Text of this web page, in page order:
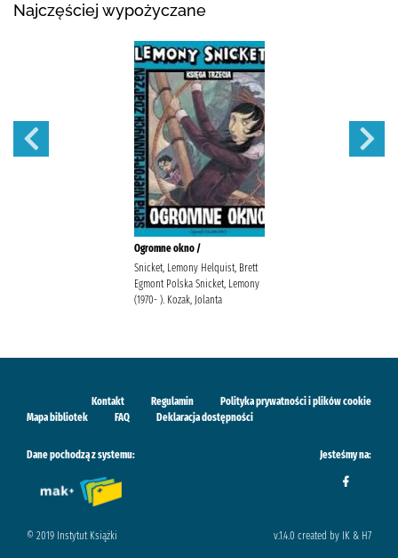
Najczęściej wypożyczane
Ogromne okno /
Snicket, Lemony Helquist, Brett
Egmont Polska Snicket, Lemony
(1970- ). Kozak, Jolanta
Kontakt Regulamin
Polityka prywatności i plików cookie
Mapa bibliotek
FAQ Deklaracja dostępności
Dane pochodzą z systemu: Jesteśmy na:
© 2019 Instytut Książki v.1.4.0 created by IK & H7